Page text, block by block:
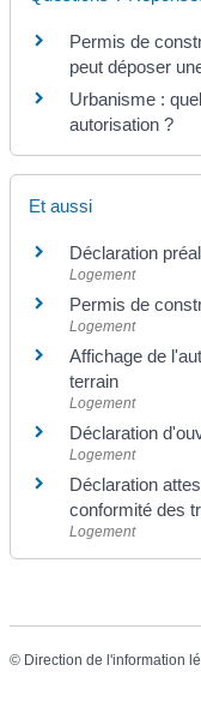
Permis de
peut déposer
Urbanisme :
autorisation ?
Et aussi
Déclaration
Logement
Permis de
Logement
Affichage de
terrain
Logement
Déclaration
Logement
Déclaration
conformité des
Logement
© Direction de l'information